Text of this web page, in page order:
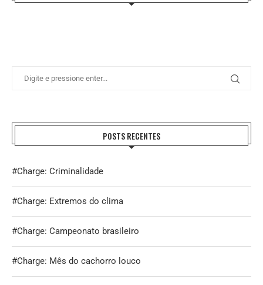
POSTS RECENTES
#Charge: Criminalidade
#Charge: Extremos do clima
#Charge: Campeonato brasileiro
#Charge: Mês do cachorro louco